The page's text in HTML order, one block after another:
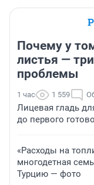
Почему у
листья —
проблемы
1 час 1 559
Лицевая гладь
до первого
«Расходы на
многодетная
Турцию — фото